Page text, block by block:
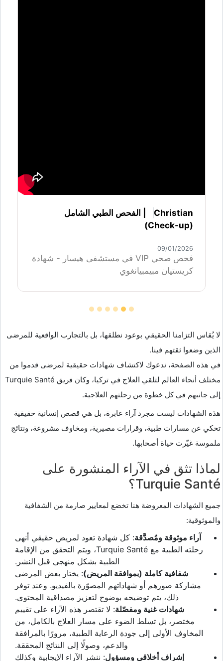
Christian | الفحص الطبي الشامل
(Check-up)
09/01/2026
فحص صحي VIP في مستشفى هيسار - شهادة
كريستيان مبيمبيانغوي
لا يُقاس التزامنا الحقيقي بوعود نطلقها، بل بالتجارب الواقعية للمرضى
الذين وضعوا ثقتهم فينا.
في هذه الصفحة، ندعوك لاكتشاف شهادات حقيقية لمرضى قدموا من
مختلف أنحاء العالم لتلقي العلاج في تركيا، وكان فريق Turquie Santé
إلى جانبهم في كل خطوة من رحلتهم العلاجية.
هذه الشهادات ليست مجرد آراء عابرة، بل هي قصص إنسانية حقيقية
تحكي عن مسارات طبية، وقرارات مصيرية، ومخاوف مشروعة، ونتائج
ملموسة غيّرت حياة أصحابها.
لماذا تثق في الآراء المنشورة على
Turquie Santé؟
جميع الشهادات المعروضة هنا تخضع لمعايير صارمة من الشفافية
والموثوقية:
آراء موثوقة ومُصدَّقة: كل شهادة تعود لمريض حقيقي أنهى
رحلته الطبية مع Turquie Santé، ويتم التحقق من الإقامة
الطبية بشكل منهجي قبل النشر.
شفافية كاملة (بموافقة المريض): يختار بعض المرضى
مشاركة صورهم أو شهاداتهم المصوّرة بالفيديو. وعند توفر
ذلك، يتم توضيحه بوضوح لتعزيز مصداقية المحتوى.
شهادات غنية ومفصّلة: لا تقتصر هذه الآراء على تقييم
مختصر، بل تسلط الضوء على مسار العلاج بالكامل، من
المخاوف الأولى إلى جودة الرعاية الطبية، مرورًا بالمرافقة
والدعم، وصولًا إلى النتائج المحققة.
إشراف أخلاقي ومسؤول: ننشر الآراء الإيجابية وكذلك